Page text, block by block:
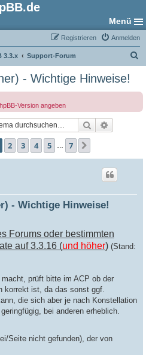
Menü
Anmelden
Registrieren
3.3.x Support-Forum
e
- Wichtige Hinweise!
Version angeben
Suche
1von
2 3 4 5 7
- Wichtige Hinweise!
Forums oder bestimmten
auf 3.3.16 (und höher) (Stand:
prüft bitte im ACP ob der
korrekt ist, da das sonst ggf.
die sich aber je nach Konstellation
bei anderen erheblich.
Seite nicht gefunden), der von